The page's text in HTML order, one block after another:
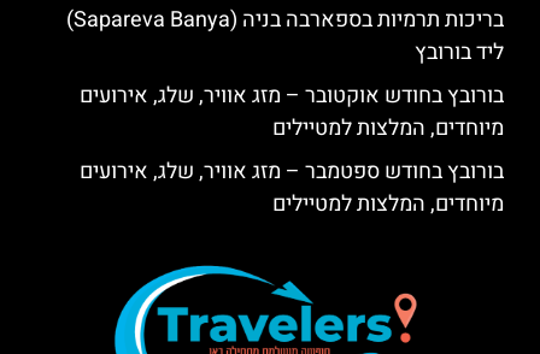
בריכות תרמיות בספארבה בניה (Sapareva Banya)
ליד בורובץ
בורובץ בחודש אוקטובר – מזג אוויר, שלג, אירועים
מיוחדים, המלצות למטיילים
בורובץ בחודש ספטמבר – מזג אוויר, שלג, אירועים
מיוחדים, המלצות למטיילים